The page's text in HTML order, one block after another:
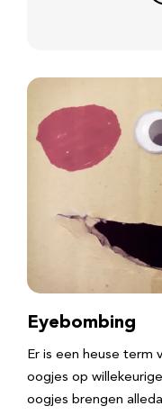
Eyebombing
Er is een heuse term
oogjes op
oogjes brengen